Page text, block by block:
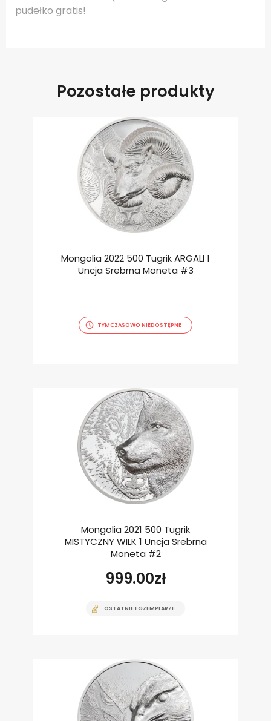
pudełko gratis!
Pozostałe produkty
Mongolia 2022 500 Tugrik ARGALI 1
Uncja Srebrna Moneta #3
TYMCZASOWO NIEDOSTĘPNE
Mongolia 2021 500 Tugrik
MISTYCZNY WILK 1 Uncja Srebrna
Moneta #2
999.00zł
OSTATNIE EGZEMPLARZE